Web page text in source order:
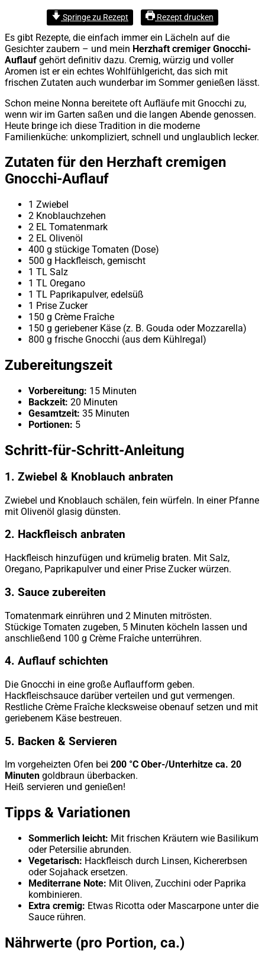
Springe zu Rezept Rezept drucken
Es gibt Rezepte, die einfach immer ein Lächeln auf die
Gesichter zaubern – und mein Herzhaft cremiger Gnocchi-
Auflauf gehört definitiv dazu. Cremig, würzig und voller
Aromen ist er ein echtes Wohlfühlgericht, das sich mit
frischen Zutaten auch wunderbar im Sommer genießen lässt.
Schon meine Nonna bereitete oft Aufläufe mit Gnocchi zu,
wenn wir im Garten saßen und die langen Abende genossen.
Heute bringe ich diese Tradition in die moderne
Familienküche: unkompliziert, schnell und unglaublich lecker.
Zutaten für den Herzhaft cremigen
Gnocchi-Auflauf
1 Zwiebel
2 Knoblauchzehen
2 EL Tomatenmark
2 EL Olivenöl
400 g stückige Tomaten (Dose)
500 g Hackfleisch, gemischt
1 TL Salz
1 TL Oregano
1 TL Paprikapulver, edelsüß
1 Prise Zucker
150 g Crème Fraîche
150 g geriebener Käse (z. B. Gouda oder Mozzarella)
800 g frische Gnocchi (aus dem Kühlregal)
Zubereitungszeit
Vorbereitung: 15 Minuten
Backzeit: 20 Minuten
Gesamtzeit: 35 Minuten
Portionen: 5
Schritt-für-Schritt-Anleitung
1. Zwiebel & Knoblauch anbraten
Zwiebel und Knoblauch schälen, fein würfeln. In einer Pfanne
mit Olivenöl glasig dünsten.
2. Hackfleisch anbraten
Hackfleisch hinzufügen und krümelig braten. Mit Salz,
Oregano, Paprikapulver und einer Prise Zucker würzen.
3. Sauce zubereiten
Tomatenmark einrühren und 2 Minuten mitrösten.
Stückige Tomaten zugeben, 5 Minuten köcheln lassen und
anschließend 100 g Crème Fraîche unterrühren.
4. Auflauf schichten
Die Gnocchi in eine große Auflaufform geben.
Hackfleischsauce darüber verteilen und gut vermengen.
Restliche Crème Fraîche klecksweise obenauf setzen und mit
geriebenem Käse bestreuen.
5. Backen & Servieren
Im vorgeheizten Ofen bei 200 °C Ober-/Unterhitze ca. 20
Minuten goldbraun überbacken.
Heiß servieren und genießen!
Tipps & Variationen
Sommerlich leicht: Mit frischen Kräutern wie Basilikum
oder Petersilie abrunden.
Vegetarisch: Hackfleisch durch Linsen, Kichererbsen
oder Sojahack ersetzen.
Mediterrane Note: Mit Oliven, Zucchini oder Paprika
kombinieren.
Extra cremig: Etwas Ricotta oder Mascarpone unter die
Sauce rühren.
Nährwerte (pro Portion, ca.)